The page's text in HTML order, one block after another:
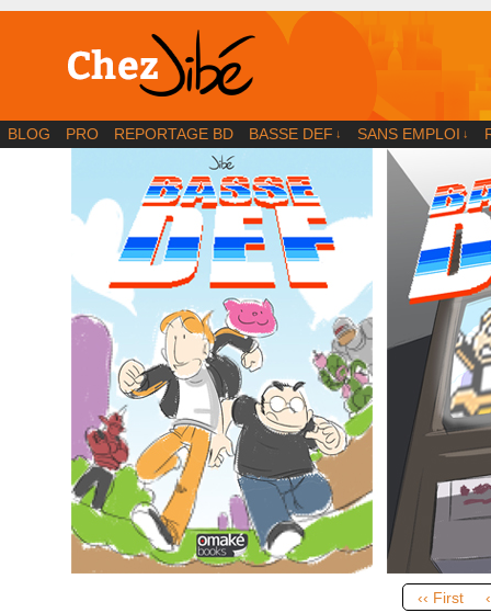
BD | Illustration | Blog
BLOG PRO REPORTAGE BD BASSE DEF ↓ SANS EMPLOI ↓
‹‹ First